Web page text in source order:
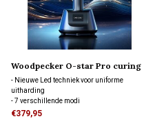
Woodpecker O-star Pro curing
light 1200-3000 Mw/cm2
- Nieuwe Led techniek voor uniforme
uitharding
- 7 verschillende modi
- Oplaadstation met ingebouwde lichtmeter
€379,95